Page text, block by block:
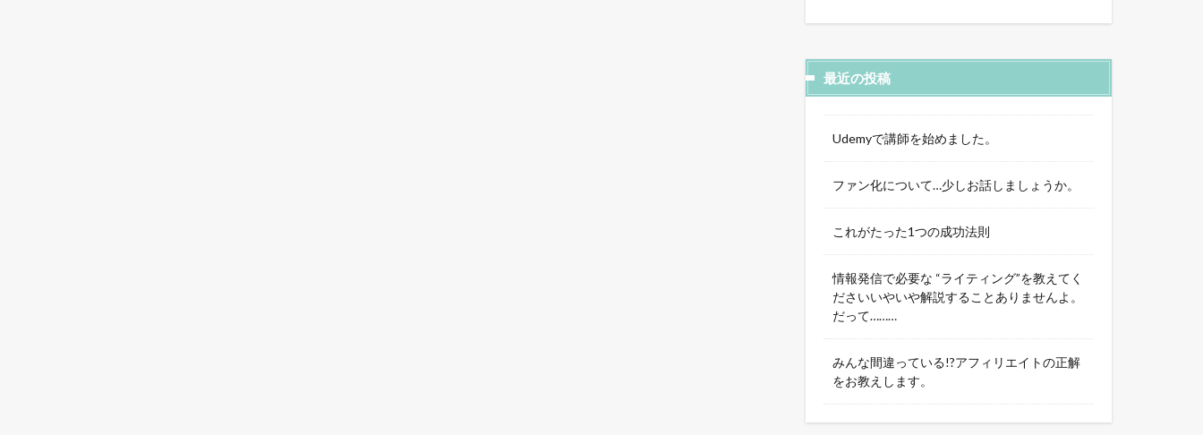
最近の投稿
Udemyで講師を始めました。
ファン化について…少しお話しましょうか。
これがたった1つの成功法則
情報発信で必要な “ライティング”を教えてく
ださいいやいや解説することありませんよ。
だって………
みんな間違っている!?アフィリエイトの正解
をお教えします。